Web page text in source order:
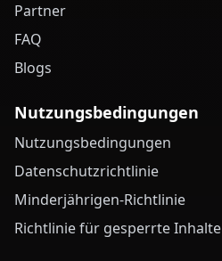
Partner
FAQ
Blogs
Nutzungsbedingungen
Nutzungsbedingungen
Datenschutzrichtlinie
Minderjährigen-Richtlinie
Richtlinie für gesperrte Inhalte